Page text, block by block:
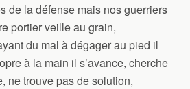
de la défense mais nos guerriers
portier veille au grain,
du mal à dégager au pied il
à la main il s’avance, cherche
ne trouve pas de solution,